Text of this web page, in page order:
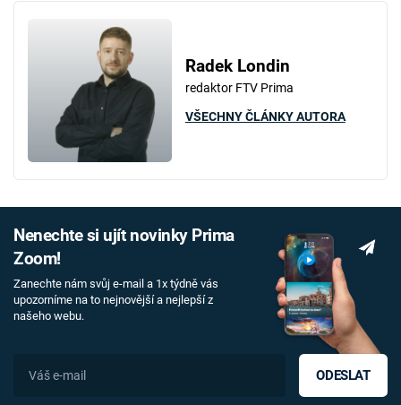
Radek Londin
redaktor FTV Prima
VŠECHNY ČLÁNKY AUTORA
Nenechte si ujít novinky Prima
Zoom!
Zanechte nám svůj e-mail a 1x týdně vás
upozorníme na to nejnovější a nejlepší z
našeho webu.
ODESLAT